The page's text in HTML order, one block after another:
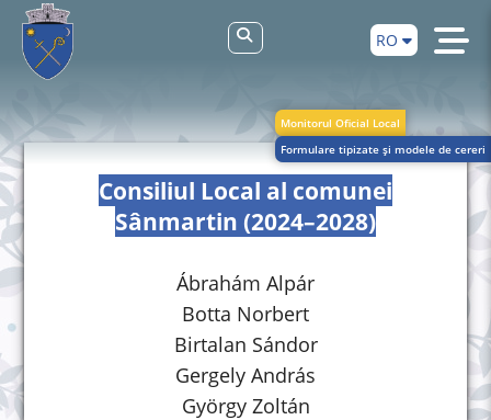
RO
Monitorul Oficial Local
Formulare tipizate și modele de cereri
Consiliul Local al comunei
Sânmartin (2024–2028)
Ábrahám Alpár
Botta Norbert
Birtalan Sándor
Gergely András
György Zoltán